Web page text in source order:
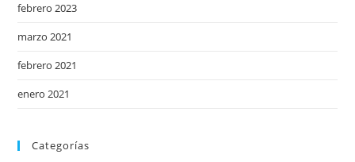
febrero 2023
marzo 2021
febrero 2021
enero 2021
Categorías